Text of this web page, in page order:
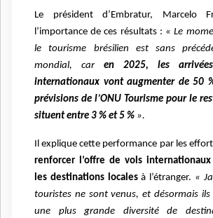
Le président d’Embratur, Marcelo
l’importance de ces résultats : « Le
le tourisme brésilien est sans
mondial, car en 2025, les
internationaux vont augmenter de 50
prévisions de l’ONU Tourisme pour le
situent entre 3 % et 5 % ».
Il explique cette performance par les
renforcer l’offre de vols
les destinations localesà l’étranger. «
touristes ne sont venus, et désormais
une plus grande diversité de